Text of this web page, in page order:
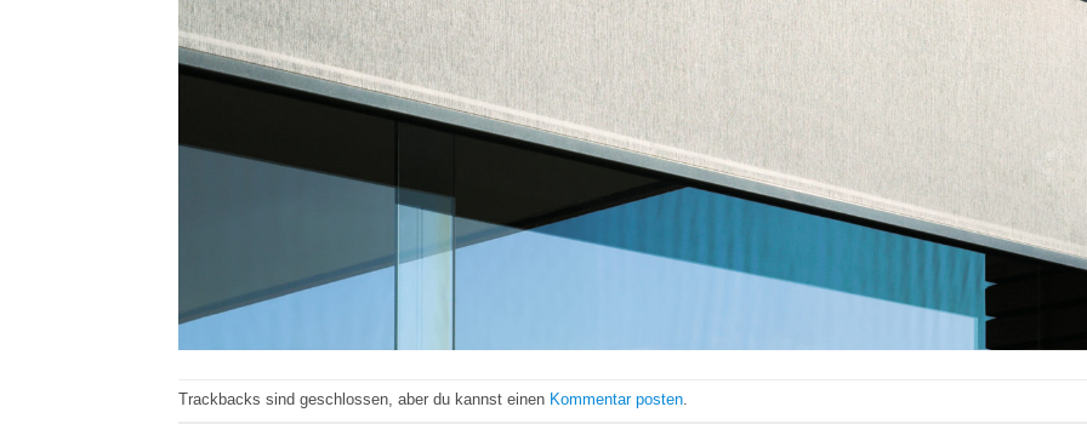
Trackbacks sind geschlossen, aber du kannst einen Kommentar posten.